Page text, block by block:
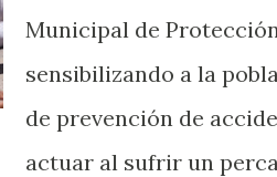
Municipal de
sensibilizando a la
de prevención de
actuar al sufrir un